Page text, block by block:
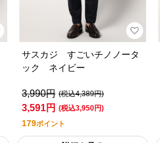
サスカジ すごいチノノータ
ック ネイビー
3,990円 (税込4,389円)
3,591円 (税込3,950円)
179ポイント